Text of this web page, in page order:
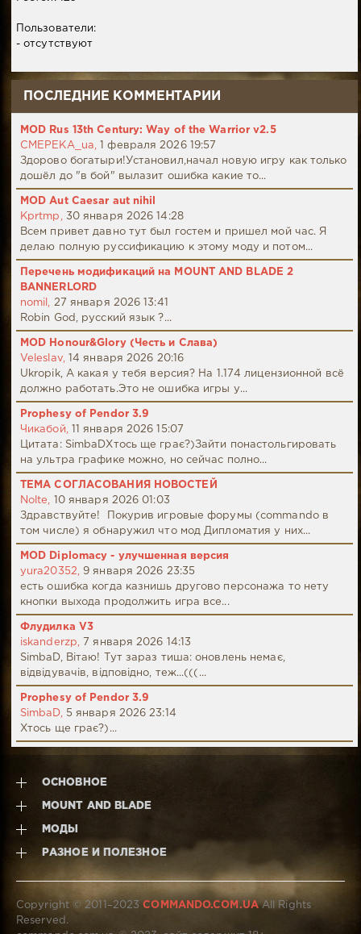
Пользователи:
- отсутствуют
ПОСЛЕДНИЕ КОММЕНТАРИИ
MOD Rus 13th Century: Way of the Warrior v2.5
CMEPEKA_ua,
1 февраля 2026 19:57
Здорово богатыри!Установил,начал новую игру как только
дошёл до "в бой" вылазит ошибка какие то...
MOD Aut Caesar aut nihil
Kprtmp, 30 января 2026 14:28
Всем привет давно тут был гостем и пришел мой час. Я
делаю полную руссификацию к этому моду и потом...
Перечень модификаций на MOUNT AND BLADE 2
BANNERLORD
nomil, 27 января 2026 13:41
Robin God, русский язык ?...
MOD Honour&Glory (Честь и Слава)
Veleslav,
14 января 2026 20:16
Ukropik, А какая у тебя версия? На 1.174 лицензионной всё
должно работать.Это не ошибка игры у...
Prophesy of Pendor 3.9
Чикабой,
11 января 2026 15:07
Цитата: SimbaDХтось ще грає?)Зайти понастольгировать
на ультра графике можно, но сейчас полно...
ТЕМА СОГЛАСОВАНИЯ НОВОСТЕЙ
Nolte,
10 января 2026 01:03
Здравствуйте! Покурив игровые форумы (commando в
том числе) я обнаружил что мод Дипломатия у них...
MOD Diplomacy - улучшенная версия
yura20352, 9 января 2026 23:35
есть ошибка когда казнишь другово персонажа то нету
кнопки выхода продолжить игра все...
Флудилка V3
iskanderzp, 7 января 2026 14:13
SimbaD, Вітаю! Тут зараз тиша: оновлень немає,
відвідувачів, відповідно, теж...(((...
Prophesy of Pendor 3.9
SimbaD, 5 января 2026 23:14
Хтось ще грає?)...
ОСНОВНОЕ
MOUNT AND BLADE
МОДЫ
РАЗНОЕ И ПОЛЕЗНОЕ
Copyright © 2011–2023COMMANDO.COM.UAAll Rights
Reserved.